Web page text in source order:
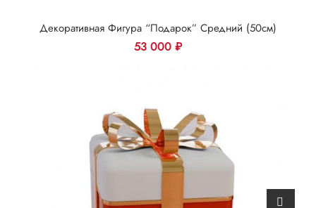
Декоративная Фигура “Подарок” Средний (50см)
53 000 ₽